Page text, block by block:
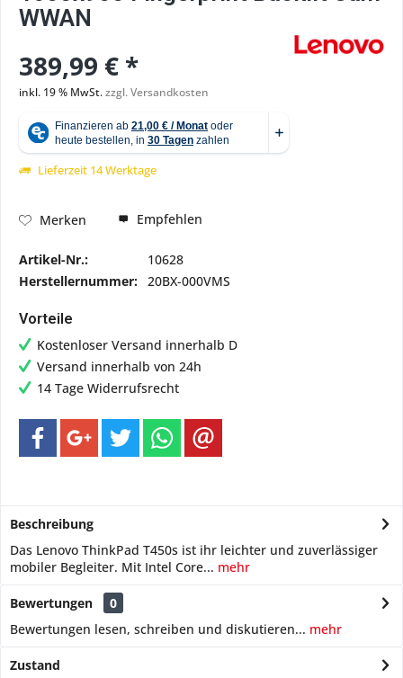
WWAN
389,99 € *
inkl. 19 % MwSt.zzgl. Versandkosten
Lieferzeit 14 Werktage
Merken Empfehlen
Artikel-Nr.:
10628
Herstellernummer: 20BX-000VMS
Vorteile
Kostenloser Versand innerhalb D
Versand innerhalb von 24h
14 Tage Widerrufsrecht
Beschreibung
Das Lenovo ThinkPad T450s ist ihr leichter und zuverlässiger
mobiler Begleiter. Mit Intel Core... mehr
Bewertungen
0
Bewertungen lesen, schreiben und diskutieren... mehr
Zustand